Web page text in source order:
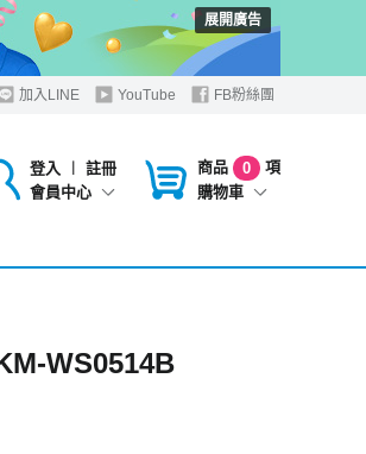
展開廣告
加入LINE YouTube FB粉絲團
登入 ︱
註冊
會員中心
商品 0
項
購物車
WS0514B